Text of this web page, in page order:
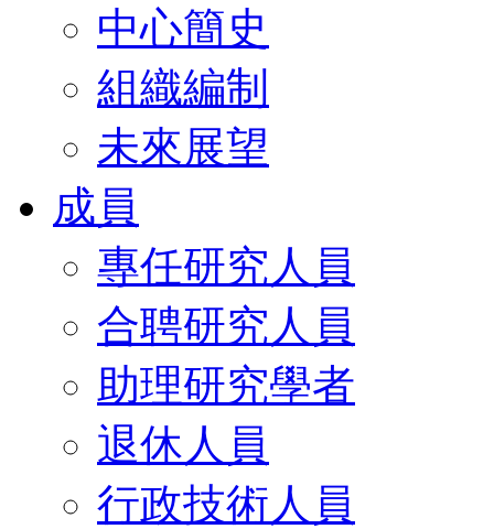
中心簡史
組織編制
未來展望
成員
專任研究人員
合聘研究人員
助理研究學者
退休人員
行政技術人員